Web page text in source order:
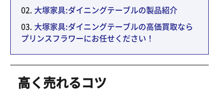
大塚家具:ダイニングテーブルの製品紹介
大塚家具:ダイニングテーブルの高価買取なら
プリンスフラワーにお任せください！
高く売れるコツ